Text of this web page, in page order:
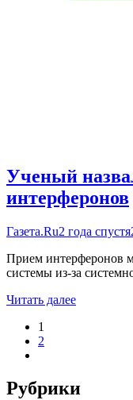
Ученый
интерферонов
Газета.Ru2 года спустя
Прием интерферонов
системы из-за
Читать далее
1
2
Рубрики